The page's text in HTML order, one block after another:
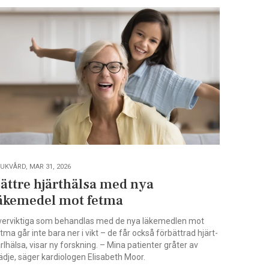
MAR 31, 2026
hjärthälsa med nya
mot fetma
som behandlas med de nya läkemedlen mot
går inte bara ner i vikt – de får också förbättrad hjärt-
visar ny forskning. – Mina patienter gråter av
säger kardiologen Elisabeth Moor.